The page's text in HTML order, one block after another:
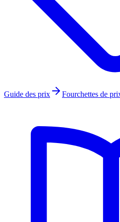
Guide des prix Fourchettes de